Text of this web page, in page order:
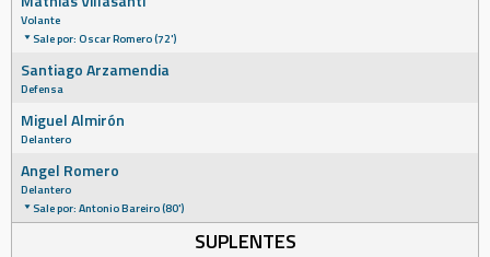
Volante
Sale por: Oscar Romero (72')
Santiago Arzamendia
Defensa
Miguel Almirón
Delantero
Angel Romero
Delantero
Sale por: Antonio Bareiro (80')
SUPLENTES